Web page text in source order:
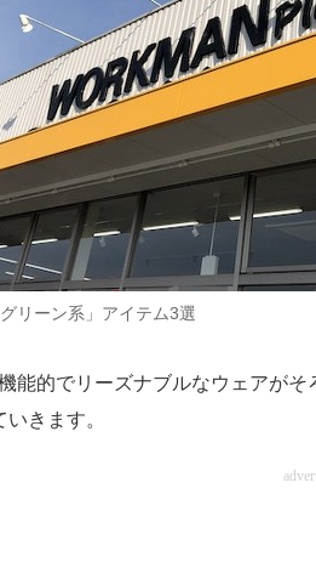
リーン系」アイテム3選
能的でリーズナブルなウェアがそ
きます。